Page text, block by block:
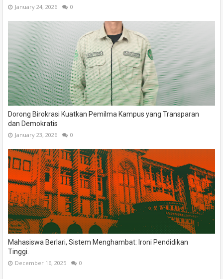
January 24, 2026 0
Dorong Birokrasi Kuatkan Pemilma Kampus yang Transparan
dan Demokratis
January 23, 2026 0
Mahasiswa Berlari, Sistem Menghambat: Ironi Pendidikan
Tinggi.
December 16, 2025 0